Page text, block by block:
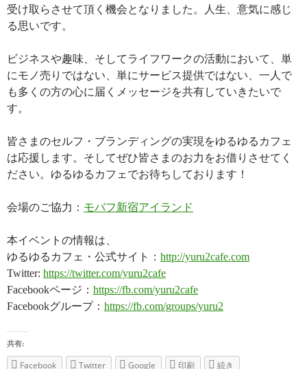
受け取らさせて頂く機会となりました。人生、意気に感じ
る思いです。
ビジネスや趣味、そしてライフワークの活動において、単
にモノ売りではない、単にサービス提供ではない、一人で
も多くの方の心に届くメッセージを共有していきたいで
す。
皆さまのセルフ・ブランディングの実現をゆるゆるカフェ
は応援します。そしてぜひ皆さまのお力をお借りさせてく
ださい。ゆるゆるカフェでお待ちしております！
会場のご協力： モバフ新宿アイランド
本イベントの情報は、
ゆるゆるカフェ・公式サイト： http://yuru2cafe.com
Twitter: https://twitter.com/yuru2cafe
Facebookページ： https://fb.com/yuru2cafe
Facebookグループ： https://fb.com/groups/yuru2
共有:
Facebook Twitter Google 印刷 続き